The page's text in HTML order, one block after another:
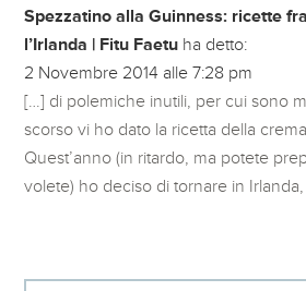
Spezzatino alla Guinness: ricette
l’Irlanda | Fitu Faetu ha detto:
2 Novembre 2014 alle 7:28 pm
[…] di polemiche inutili, per cui sono
scorso vi ho dato la ricetta della
Quest’anno (in ritardo, ma potete
volete) ho deciso di tornare in